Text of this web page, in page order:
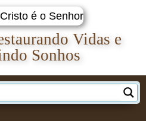
Vidas e
Sonhos